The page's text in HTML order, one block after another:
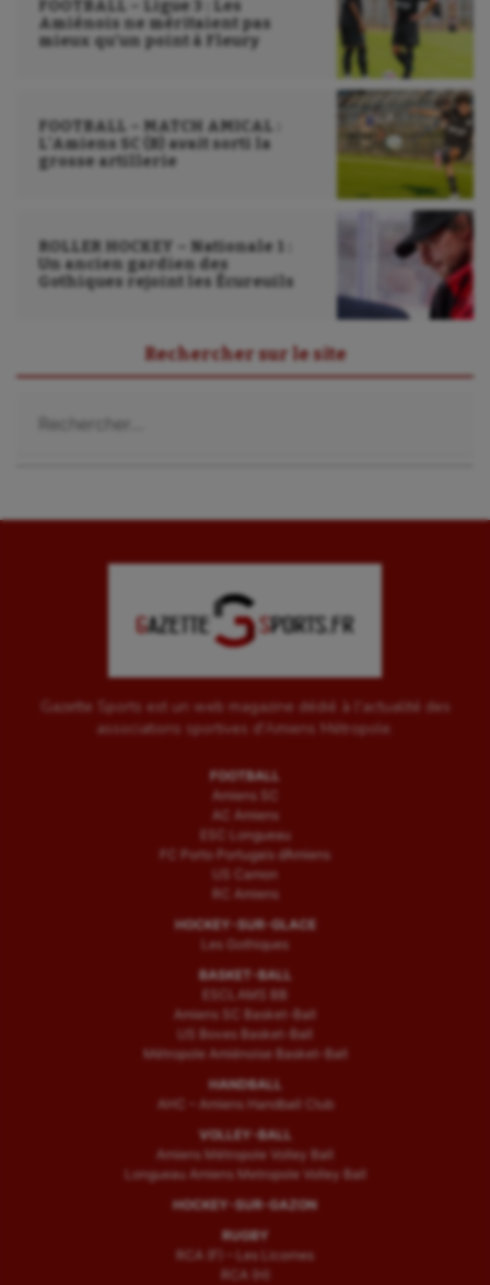
FOOTBALL – Ligue 3 : Les
Amiénois ne méritaient pas
mieux qu’un point à Fleury
FOOTBALL – MATCH AMICAL :
L’Amiens SC (B) avait sorti la
grosse artillerie
ROLLER HOCKEY – Nationale 1 :
Un ancien gardien des
Gothiques rejoint les Écureuils
Rechercher sur le site
Gazette Sports est un web magazine dédié à l'actualité des
associations sportives d'Amiens Métropole.
FOOTBALL
Amiens SC
AC Amiens
ESC Longueau
FC Porto Portugais d’Amiens
US Camon
RC Amiens
HOCKEY-SUR-GLACE
Les Gothiques
BASKET-BALL
ESCLAMS BB
Amiens SC Basket-Ball
US Boves Basket-Ball
Métropole Amiénoise Basket-Ball
HANDBALL
AHC – Amiens Handball Club
VOLLEY-BALL
Amiens Métropole Volley Ball
Longueau Amiens Metropole Volley Ball
HOCKEY-SUR-GAZON
RUGBY
RCA (F) – Les Licornes
RCA (H)